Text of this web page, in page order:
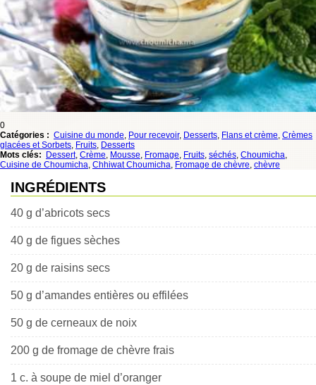
0
Catégories : Cuisine du monde, Pour recevoir, Desserts, Flans et crème, Crèmes
glacées et Sorbets, Fruits, Desserts
Mots clés:
Dessert, Crème, Mousse, Fromage, Fruits, séchés, Choumicha,
Cuisine de Choumicha, Chhiwat Choumicha, Fromage de chèvre, chèvre
INGRÉDIENTS
40 g d’abricots secs
40 g de figues sèches
20 g de raisins secs
50 g d’amandes entières ou effilées
50 g de cerneaux de noix
200 g de fromage de chèvre frais
1 c. à soupe de miel d’oranger